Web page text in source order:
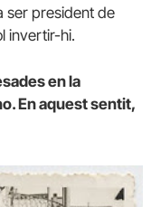
ser president de
invertir-hi.
en la
En aquest sentit,